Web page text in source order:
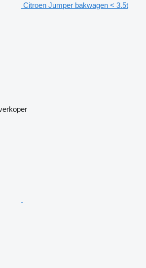
Citroen Jumper bakwagen < 3.5t